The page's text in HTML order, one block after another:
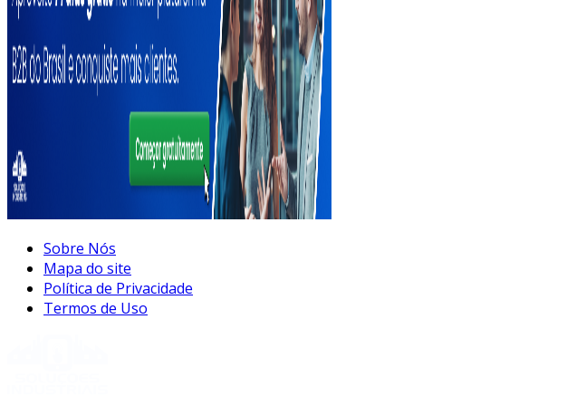
Sobre Nós
Mapa do site
Política de Privacidade
Termos de Uso